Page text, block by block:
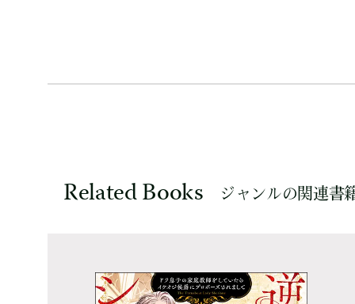
Related Books ジャンルの関連書